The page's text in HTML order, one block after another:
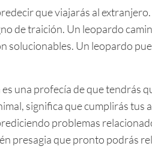
que viajarás al
de traición. Un leopardo
solucionables. Un leopardo
una profecía de que tendrás
significa que cumplirás tus
problemas
presagia que pronto podrás